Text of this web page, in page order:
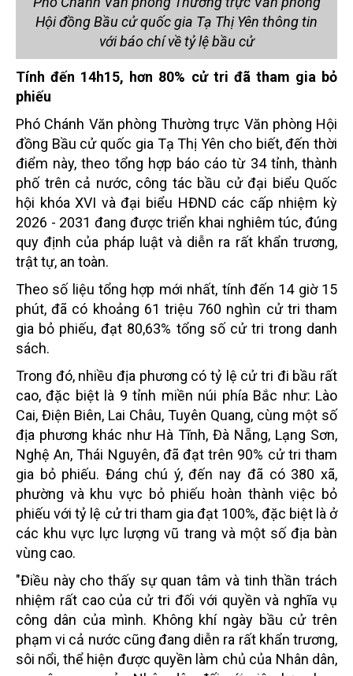
Hội đồng Bầu cử quốc gia Tạ Thị Yên thông tin
với báo chí về tỷ lệ bầu cử
Tính đến 14h15, hơn 80% cử tri đã tham gia bỏ
phiếu
Phó Chánh Văn phòng Thường trực Văn phòng Hội
đồng Bầu cử quốc gia Tạ Thị Yên cho biết, đến thời
điểm này, theo tổng hợp báo cáo từ 34 tỉnh, thành
phố trên cả nước, công tác bầu cử đại biểu Quốc
hội khóa XVI và đại biểu HĐND các cấp nhiệm kỳ
2026 - 2031 đang được triển khai nghiêm túc, đúng
quy định của pháp luật và diễn ra rất khẩn trương,
trật tự, an toàn.
Theo số liệu tổng hợp mới nhất, tính đến 14 giờ 15
phút, đã có khoảng 61 triệu 760 nghìn cử tri tham
gia bỏ phiếu, đạt 80,63% tổng số cử tri trong danh
sách.
Trong đó, nhiều địa phương có tỷ lệ cử tri đi bầu rất
cao, đặc biệt là 9 tỉnh miền núi phía Bắc như: Lào
Cai, Điện Biên, Lai Châu, Tuyên Quang, cùng một số
địa phương khác như Hà Tĩnh, Đà Nẵng, Lạng Sơn,
Nghệ An, Thái Nguyên, đã đạt trên 90% cử tri tham
gia bỏ phiếu. Đáng chú ý, đến nay đã có 380 xã,
phường và khu vực bỏ phiếu hoàn thành việc bỏ
phiếu với tỷ lệ cử tri tham gia đạt 100%, đặc biệt là ở
các khu vực lực lượng vũ trang và một số địa bàn
vùng cao.
"Điều này cho thấy sự quan tâm và tinh thần trách
nhiệm rất cao của cử tri đối với quyền và nghĩa vụ
công dân của mình. Không khí ngày bầu cử trên
phạm vi cả nước cũng đang diễn ra rất khẩn trương,
sôi nổi, thể hiện được quyền làm chủ của Nhân dân,